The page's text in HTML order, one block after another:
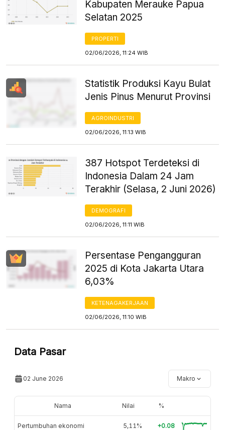
Kabupaten Merauke Papua
Selatan 2025
PROPERTI
02/06/2026, 11:24 WIB
Statistik Produksi Kayu Bulat
Jenis Pinus Menurut Provinsi
AGROINDUSTRI
02/06/2026, 11:13 WIB
387 Hotspot Terdeteksi di
Indonesia Dalam 24 Jam
Terakhir (Selasa, 2 Juni 2026)
DEMOGRAFI
02/06/2026, 11:11 WIB
Persentase Pengangguran
2025 di Kota Jakarta Utara
6,03%
KETENAGAKERJAAN
02/06/2026, 11:10 WIB
Data Pasar
02 June 2026 Makro
Nama Nilai %
Pertumbuhan ekonomi 5,11% +0.08